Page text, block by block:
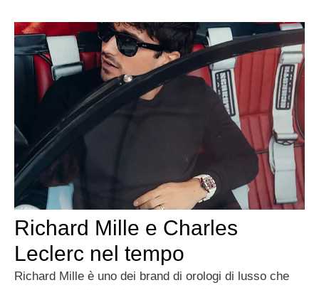
Richard Mille e Charles
Leclerc nel tempo
Richard Mille è uno dei brand di orologi di lusso che